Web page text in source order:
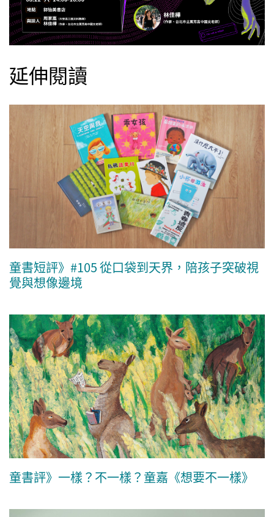
延伸閱讀
童書短評》#105 從口袋到天界，陪孩子突破視
覺與想像邊境
童書評》一樣？不一樣？童嘉《想要不一樣》